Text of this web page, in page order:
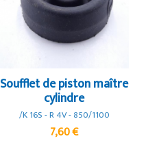
Soufflet de piston maître
cylindre
/K 16S - R 4V - 850/1100
7,60 €